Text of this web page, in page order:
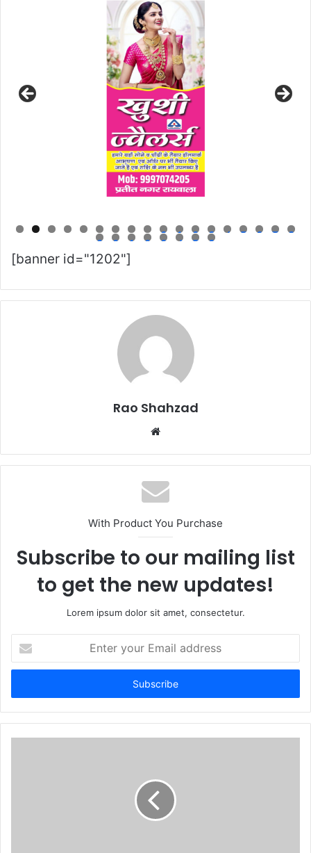
0 1 2 3 4 5 6 7 8
9 0 1 2 3 4 5 6
[banner id="1202"]
Rao Shahzad
Website
With Product You Purchase
Subscribe to our mailing list
to get the new updates!
Lorem ipsum dolor sit amet, consectetur.
your
Email